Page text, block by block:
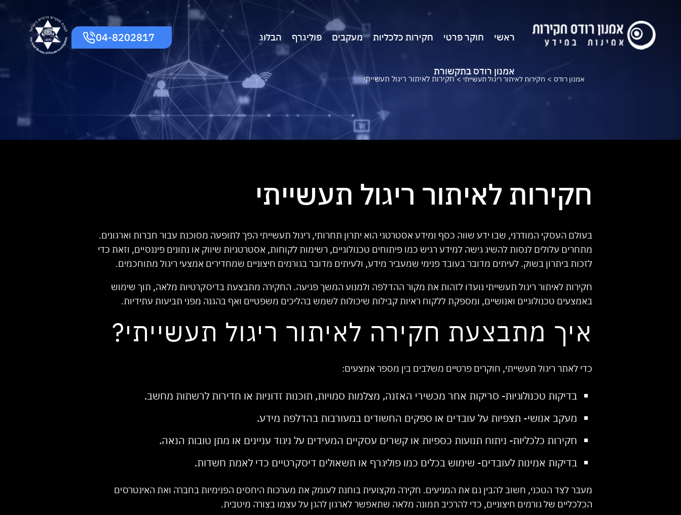
ראשי חוקר פרטי חקירות כלכליות מעקבים פוליגרף הבלוג
אמנון רודס בתקשורת
04-8202817
אמנון רודס > חקירות לאיתור ריגול תעשייתי >חקירות לאיתור ריגול תעשייתי
חקירות לאיתור ריגול תעשייתי
בעולם העסקי המודרני, שבו ידע שווה כסף ומידע אסטרטגי הוא יתרון תחרותי, ריגול תעשייתי הפך לתופעה מסוכנת עבור חברות וארגונים.
מתחרים עלולים לנסות להשיג גישה למידע רגיש כמו פיתוחים טכנולוגיים, רשימות לקוחות, אסטרטגיות שיווק או נתונים פיננסיים, וזאת כדי
לזכות ביתרון בשוק. לעיתים מדובר בעובד פנימי שמעביר מידע, ולעיתים מדובר בגורמים חיצוניים שמחדירים אמצעי ריגול מתוחכמים.
חקירות לאיתור ריגול תעשייתי נועדו לזהות את מקור ההדלפה ולמנוע המשך פגיעה. החקירה מתבצעת בדיסקרטיות מלאה, תוך שימוש
באמצעים טכנולוגיים ואנושיים, ומספקת ללקוח ראיות קבילות שיכולות לשמש בהליכים משפטיים ואף בהגנה מפני תביעות עתידיות.
איך מתבצעת חקירה לאיתור ריגול תעשייתי?
כדי לאתר ריגול תעשייתי, חוקרים פרטיים משלבים בין מספר אמצעים:
בדיקות טכנולוגיות- סריקות אחר מכשירי האזנה, מצלמות סמויות, תוכנות זדוניות או חדירות לרשתות מחשב.
מעקב אנושי- תצפיות על עובדים או ספקים החשודים במעורבות בהדלפת מידע.
חקירות כלכליות- ניתוח תנועות כספיות או קשרים עסקיים המעידים על ניגוד עניינים או מתן טובות הנאה.
בדיקות אמינות לעובדים- שימוש בכלים כמו פוליגרף או תשאולים דיסקרטיים כדי לאמת חשדות.
מעבר לצד הטכני, חשוב להבין גם את המניעים. חקירה מקצועית בוחנת לעומק את מערכות היחסים הפנימיות בחברה ואת האינטרסים
הכלכליים של גורמים חיצוניים, כדי להרכיב תמונה מלאה שתאפשר לארגון להגן על עצמו בצורה מיטבית.